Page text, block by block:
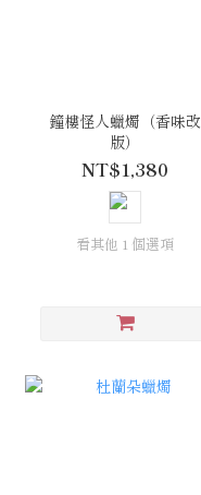
鐘樓怪人蠟燭（香味改
版）
NT$1,380
看其他 1 個選項